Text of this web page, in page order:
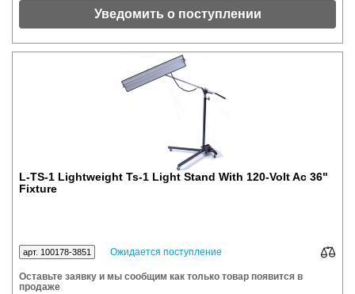
Уведомить о поступлении
L-TS-1 Lightweight Ts-1 Light Stand With 120-Volt Ac 36"
Fixture
арт. 100178-3851 Ожидается поступление
Оставьте заявку и мы сообщим как только товар появится в
продаже